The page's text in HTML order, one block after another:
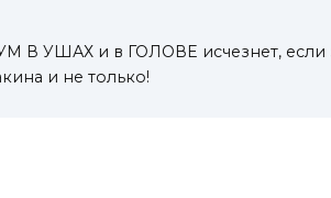
В УШАХ и в ГОЛОВЕ исчезнет, если
и не только!